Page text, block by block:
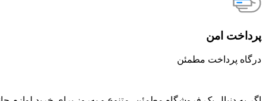
پرداخت امن
درگاه پرداخت مطمئن